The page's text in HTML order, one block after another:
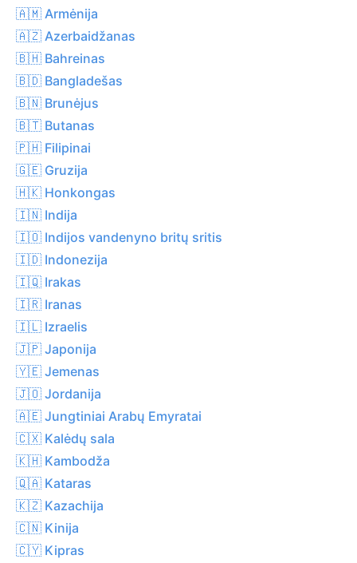
🇦🇲 Armėnija
🇦🇿 Azerbaidžanas
🇧🇭 Bahreinas
🇧🇩 Bangladešas
🇧🇳 Brunėjus
🇧🇹 Butanas
🇵🇭 Filipinai
🇬🇪 Gruzija
🇭🇰 Honkongas
🇮🇳 Indija
🇮🇴 Indijos vandenyno britų sritis
🇮🇩 Indonezija
🇮🇶 Irakas
🇮🇷 Iranas
🇮🇱 Izraelis
🇯🇵 Japonija
🇾🇪 Jemenas
🇯🇴 Jordanija
🇦🇪 Jungtiniai Arabų Emyratai
🇨🇽 Kalėdų sala
🇰🇭 Kambodža
🇶🇦 Kataras
🇰🇿 Kazachija
🇨🇳 Kinija
🇨🇾 Kipras